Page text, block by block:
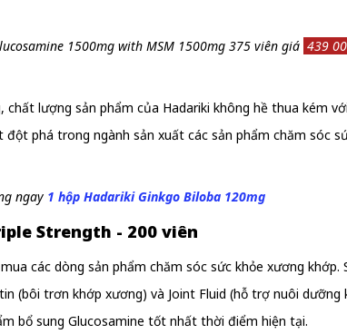
1500mg with MSM 1500mg 375 viên giá 439
lượng sản phẩm của Hadariki không hề thua kém
phá trong ngành sản xuất các sản phẩm chăm sóc
ngay 1 hộp Hadariki Ginkgo Biloba 120mg
Strength - 200 viên
các dòng sản phẩm chăm sóc sức khỏe xương
(bôi trơn khớp xương) và Joint Fluid (hỗ trợ nuôi dưỡng
bổ sung Glucosamine tốt nhất thời điểm hiện tại.